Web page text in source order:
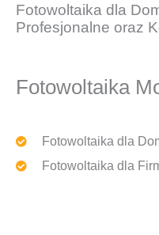
Fotowoltaika dla
Profesjonalne oraz
Fotowoltaika
Fotowoltaika dla
Fotowoltaika dla